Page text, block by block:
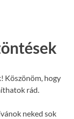
Köszönöm, hogy
rád.
neked sok